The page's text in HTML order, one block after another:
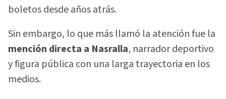
boletos desde años atrás.
Sin embargo, lo que más llamó la atención fue la
mención directa a Nasralla, narrador deportivo
y figura pública con una larga trayectoria en los
medios.